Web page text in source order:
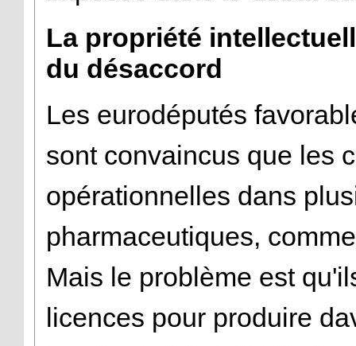
La propriété
du désaccord
Les eurodéputés
sont convaincus que les
opérationnelles dans
pharmaceutiques,
Mais le problème est
licences pour produire